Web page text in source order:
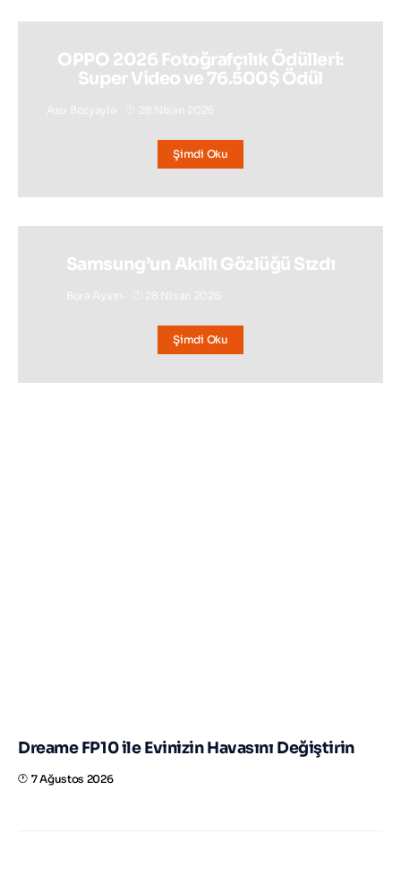
OPPO 2026 Fotoğrafçılık Ödülleri:
Super Video ve 76.500$ Ödül
Şimdi Oku
Samsung’un Akıllı Gözlüğü Sızdı
Şimdi Oku
Dreame FP10 ile Evinizin Havasını Değiştirin
7 Ağustos 2026